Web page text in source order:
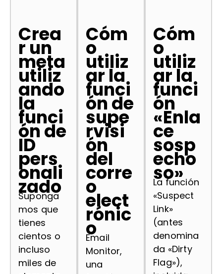
Crea
r un
meta
utiliz
ando
la
funci
ón de
ID
pers
onali
zado
Suponga
mos que
tienes
cientos o
incluso
miles de
Cóm
o
utiliz
ar la
funci
ón de
supe
rvisi
ón
del
corre
o
elect
rónic
o
Email
Monitor,
una
Cóm
o
utiliz
ar la
funci
ón
«Enla
ce
sosp
echo
so»
La función
«Suspect
Link»
(antes
denomina
da «Dirty
Flag»),